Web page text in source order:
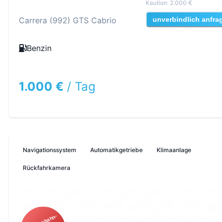
Carrera (992) GTS Cabrio
Benzin
1.000 € / Tag
Kaution: 2.000 €
unverbindlich
Navigationssystem Automatikgetriebe Klimaanlage
Rückfahrkamera